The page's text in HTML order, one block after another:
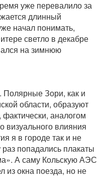
уже перевалило за
длинный
начал понимать,
светло в декабре
на зимнюю
Полярные Зори, как и
области, образуют
аналогом
визуального влияния
я в городе так и не
попадались плакаты
А саму Кольскую АЭС
из окна поезда, но не